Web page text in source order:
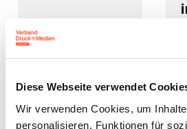
Diese Webseite verwendet
Wir verwenden Cookies, um
personalisieren, Funktionen für